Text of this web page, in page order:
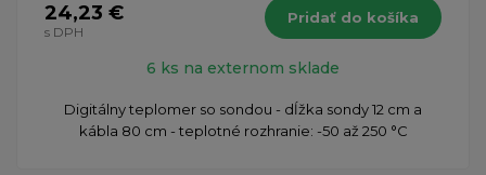
24,23 €
s DPH
Pridať do košíka
6 ks na externom sklade
Digitálny teplomer so sondou - dĺžka sondy 12 cm a
kábla 80 cm - teplotné rozhranie: -50 až 250 °C